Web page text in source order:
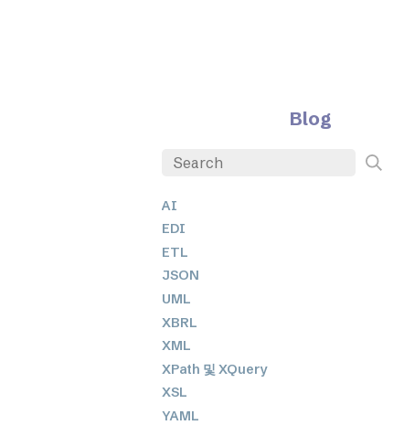
Blog
AI
EDI
ETL
JSON
UML
XBRL
XML
XPath 및 XQuery
XSL
YAML